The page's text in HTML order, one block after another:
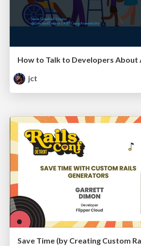
How to Talk to Developers About
jct
Save Time (by Creating Custom